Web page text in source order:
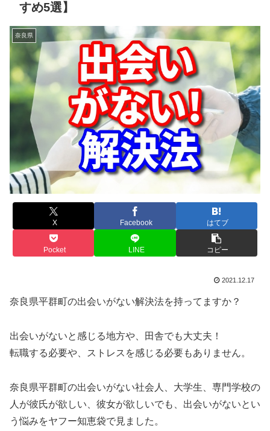
すめ5選】
奈良県
X Facebook はてブ
Pocket LINE コピー
2021.12.17
奈良県平群町の出会いがない解決法を持ってますか？
出会いがないと感じる地方や、田舎でも大丈夫！
転職する必要や、ストレスを感じる必要もありません。
奈良県平群町の出会いがない社会人、大学生、専門学校の
人が彼氏が欲しい、彼女が欲しいでも、出会いがないとい
う悩みをヤフー知恵袋で見ました。